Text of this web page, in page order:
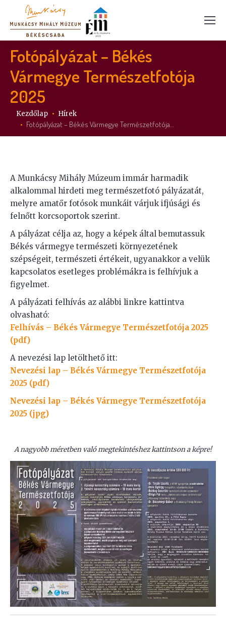
Fotópályázat – Békés
Vármegye Természetfotója
2025
Itt vagy:
Kezdőlap Hírek
Fotópályázat – Békés Vármegye Természetfotója…
A Munkácsy Mihály Múzeum immár harmadik
alkalommal hirdeti meg természetfotó pályázatát,
melyre amatőr fotósok munkáit várjuk ifjúsági és
felnőtt korcsoportok szerint.
A pályázat célja az, hogy a képek által bemutassuk
Békés vármegye természeti környezetének
szépségeit, természeti értékeit, ugyanakkor a velük
kapcsolatos esetleges problémákra is felhívjuk a
figyelmet.
A pályázati felhívás az alábbi linkre kattintva
olvasható:
Felhívás – Békés Vármegye Természetfotója 2025
(pdf)
A nevezési lap letölthető itt:
Nevezési lap – Békés Vármegye Természetfotója
2025 (pdf)
Nevezési lap – Békés Vármegye Természetfotója
2025 (jpg)
A nagyobb méretben való megtekintéshez kattintson a képre!